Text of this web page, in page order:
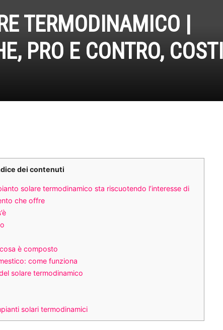
TERMODINAMICO |
PRO E CONTRO, COSTI
dei contenuti
solare termodinamico sta riscuotendo l’interesse di
che offre
è composto
come funziona
solare termodinamico
solari termodinamici